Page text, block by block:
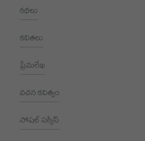
కథలు
కవితలు
ప్రేమలేఖ
వచన కవిత్వం
సోషల్ సర్వీస్
hello@aksharayan.com
1002, Royal Pavilion, A Block,
Subscribe to receive New updates
Email Address